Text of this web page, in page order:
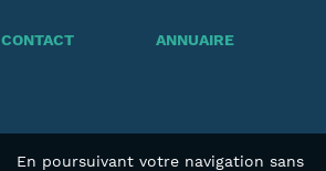
CONTACT ANNUAIRE
En poursuivant votre navigation sans